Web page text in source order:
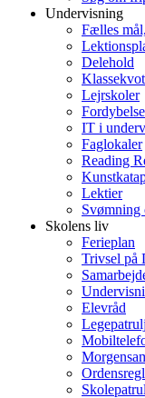
Undervisning
Fælles
Delehold
Lejrskoler
IT i
Faglokaler
Reading
Lektier
Skolens liv
Ferieplan
Trivsel på
Elevråd